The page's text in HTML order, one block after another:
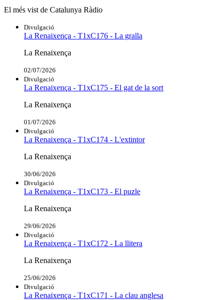
El més vist de Catalunya Ràdio
Divulgació
La Renaixença - T1xC176 - La gralla
La Renaixença
02/07/2026
Divulgació
La Renaixença - T1xC175 - El gat de la sort
La Renaixença
01/07/2026
Divulgació
La Renaixença - T1xC174 - L'extintor
La Renaixença
30/06/2026
Divulgació
La Renaixença - T1xC173 - El puzle
La Renaixença
29/06/2026
Divulgació
La Renaixença - T1xC172 - La llitera
La Renaixença
25/06/2026
Divulgació
La Renaixença - T1xC171 - La clau anglesa